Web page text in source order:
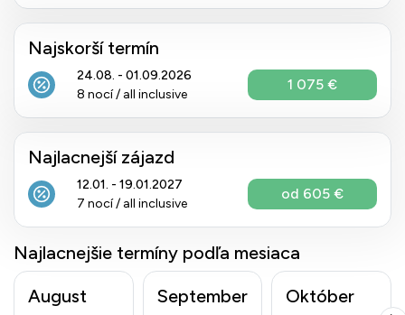
Najskorší termín
24.08. - 01.09.2026
8 nocí / all inclusive
1 075 €
Najlacnejší zájazd
12.01. - 19.01.2027
7 nocí / all inclusive
od 605 €
Najlacnejšie termíny podľa mesiaca
August
September Október